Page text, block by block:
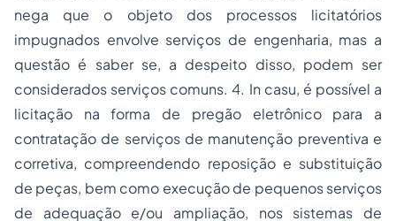
nega que o objeto dos processos licitatórios
impugnados envolve serviços de engenharia, mas a
questão é saber se, a despeito disso, podem ser
considerados serviços comuns. 4. In casu, é possível a
licitação na forma de pregão eletrônico para a
contratação de serviços de manutenção preventiva e
corretiva, compreendendo reposição e substituição
de peças, bem como execução de pequenos serviços
de adequação e/ou ampliação, nos sistemas de